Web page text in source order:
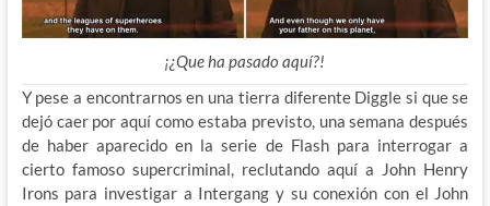
¡¿Que ha pasado aquí?!
Y pese a encontrarnos en una tierra diferente Diggle si que se
dejó caer por aquí como estaba previsto, una semana después
de haber aparecido en la serie de Flash para interrogar a
cierto famoso supercriminal, reclutando aquí a John Henry
Irons para investigar a Intergang y su conexión con el John